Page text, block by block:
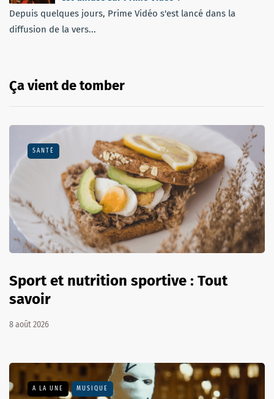
Depuis quelques jours, Prime Vidéo s'est lancé dans la
diffusion de la vers...
Ça vient de tomber
SANTÉ
Sport et nutrition sportive : Tout
savoir
8 août 2026
A LA UNE MUSIQUE